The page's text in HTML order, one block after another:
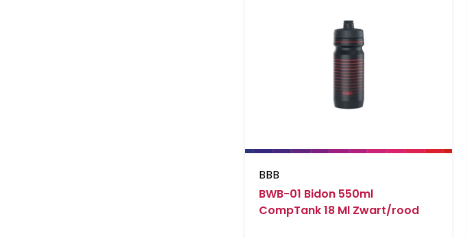
BBB
BWB-01 Bidon 550ml
CompTank 18 Ml Zwart/rood